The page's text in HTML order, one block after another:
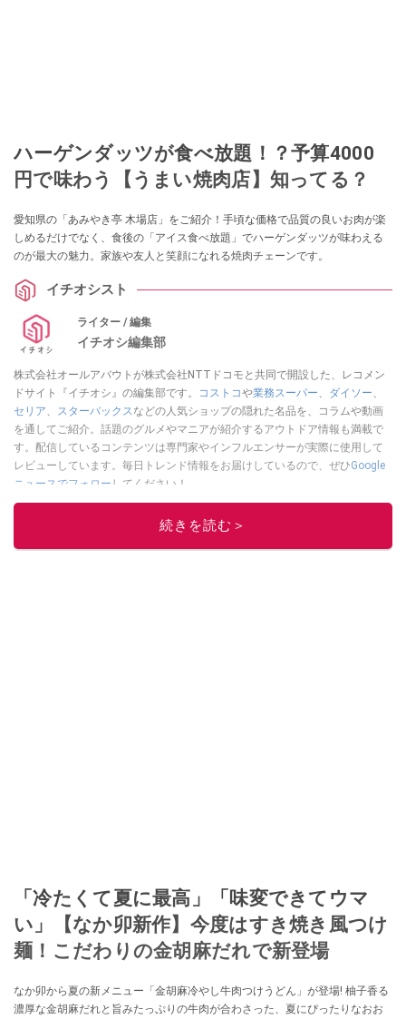
ハーゲンダッツが食べ放題！？予算4000
円で味わう【うまい焼肉店】知ってる？
愛知県の「あみやき亭 木場店」をご紹介！手頃な価格で品質の良いお肉が楽
しめるだけでなく、食後の「アイス食べ放題」でハーゲンダッツが味わえる
のが最大の魅力。家族や友人と笑顔になれる焼肉チェーンです。
イチオシスト
ライター / 編集
イチオシ編集部
株式会社オールアバウトが株式会社NTTドコモと共同で開設した、レコメン
ドサイト『イチオシ』の編集部です。
コストコや業務スーパー、 ダイソー、
セリア、 スターバックスなどの人気ショップの隠れた名品を、コラムや動画
を通してご紹介。話題のグルメやマニアが紹介するアウトドア情報も満載で
す。配信しているコンテンツは専門家やインフルエンサーが実際に使用して
レビューしています。毎日トレンド情報をお届けしているので、ぜひGoogle
ニュースでフォロー してください！
続きを読む＞
「冷たくて夏に最高」「味変できてウマ
い」【なか卯新作】今度はすき焼き風つけ
麺！こだわりの金胡麻だれで新登場
なか卯から夏の新メニュー「金胡麻冷やし牛肉つけうどん」が登場! 柚子香る
濃厚な金胡麻だれと旨みたっぷりの牛肉が合わさった、夏にぴったりなおお